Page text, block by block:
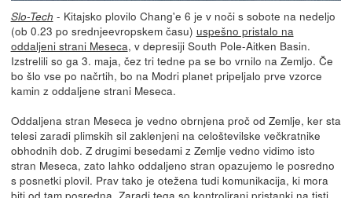
Slo-Tech - Kitajsko plovilo Chang'e 6 je v noči s sobote na nedeljo
(ob 0.23 po srednjeevropskem času) uspešno pristalo na
oddaljeni strani Meseca, v depresiji South Pole-Aitken Basin.
Izstrelili so ga 3. maja, čez tri tedne pa se bo vrnilo na Zemljo. Če
bo šlo vse po načrtih, bo na Modri planet pripeljalo prve vzorce
kamin z oddaljene strani Meseca.
Oddaljena stran Meseca je vedno obrnjena proč od Zemlje, ker sta
telesi zaradi plimskih sil zaklenjeni na celoštevilske večkratnike
obhodnih dob. Z drugimi besedami z Zemlje vedno vidimo isto
stran Meseca, zato lahko oddaljeno stran opazujemo le posredno
s posnetki plovil. Prav tako je otežena tudi komunikacija, ki mora